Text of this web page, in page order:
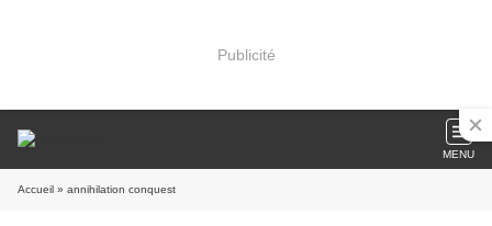
Publicité
MENU
Accueil » annihilation conquest